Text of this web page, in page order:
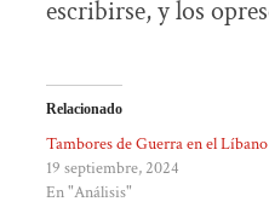
escribirse, y los
Relacionado
Tambores de Guerra en el Líbano
19 septiembre, 2024
En "Análisis"